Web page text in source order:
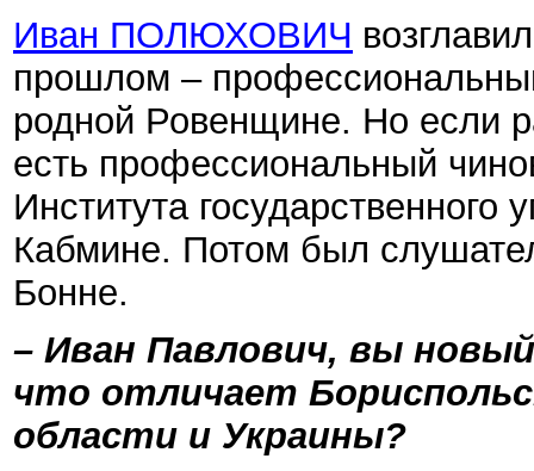
Иван ПОЛЮХОВИЧ
прошлом –
родной Ровенщине. Но если
есть профессиональный
Института
Кабмине. Потом был
Бонне.
– Иван Павлович, вы
что отличает
области и Украины?